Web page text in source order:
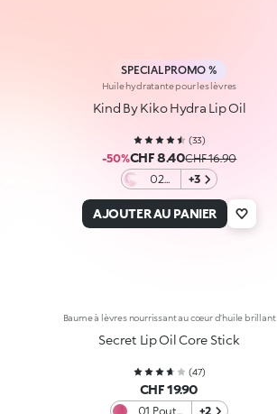
SPECIAL PROMO %
Huile hydratante pour les lèvres
Kind By Kiko Hydra Lip Oil
(33)
-50%CHF 8.40CHF 16.90
02
Kisses
+3
AJOUTER AU PANIER
Baume à lèvres nourrissant au cœur d’huile brillant
Secret Lip Oil Core Stick
(47)
CHF 19.90
01 Pout
+2